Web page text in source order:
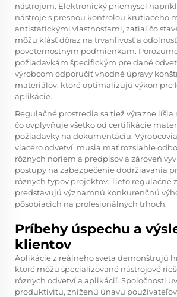
nástrojom. Elektronický priemysel
nástroje s presnou kontrolou krútiaceho
antistatickými vlastnosťami, zatiaľ čo
môžu klásť dôraz na trvanlivosť a
poveternostným podmienkam.
požiadavkám špecifickým pre dané
výrobcom odporučiť vhodné úpravy
materiálov, ktoré optimalizujú výkon pre
aplikácie.
Regulačné prostredia sa tiež výrazne
čo ovplyvňuje všetko od certifikácie
požiadavky na dokumentáciu.
viacero odvetví, musia mať rozsiahle
rôznych noriem a predpisov a zároveň
postupy na zabezpečenie dodržiavania
rôznych typov projektov. Tieto regulačné
predstavujú významnú konkurenčnú
pôsobiacich na profesionálnych trhoch.
Príbehy úspechu a
klientov
Aplikácie z reálneho sveta demonštrujú
ktoré môžu špecializované nástrojové
rôznych odvetví a aplikácií. Spoločnosti
produktivitu, zníženú únavu